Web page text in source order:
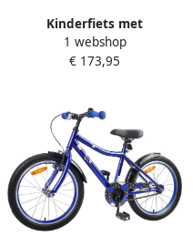
Kinderfiets met
steunwielen Loopfiets voor
peuters Leren fietsen In
1 webshop
€ 173,95